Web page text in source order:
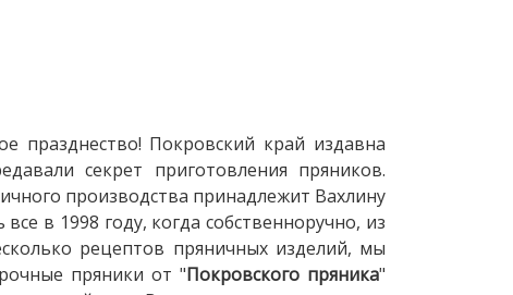
празднество! Покровский край издавна
секрет приготовления пряников.
производства принадлежит Вахлину
в 1998 году, когда собственноручно, из
рецептов пряничных изделий, мы
пряники от "Покровского пряника"